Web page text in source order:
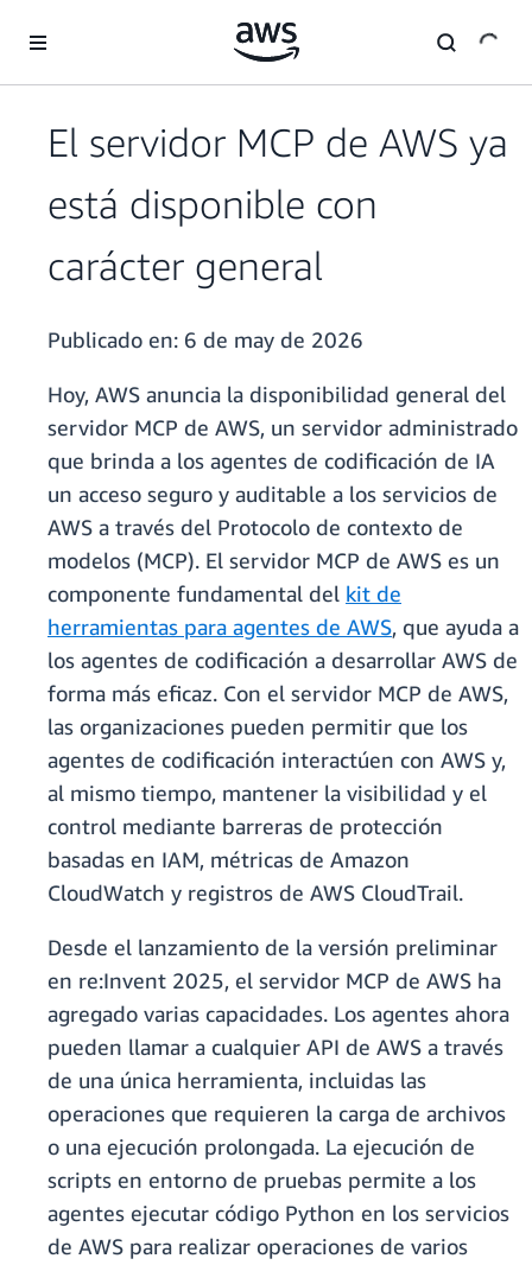
El servidor MCP de AWS ya
está disponible con
carácter general
Publicado en: 6 de may de 2026
Hoy, AWS anuncia la disponibilidad general del
servidor MCP de AWS, un servidor administrado
que brinda a los agentes de codificación de IA
un acceso seguro y auditable a los servicios de
AWS a través del Protocolo de contexto de
modelos (MCP). El servidor MCP de AWS es un
componente fundamental del kit de
herramientas para agentes de AWS, que ayuda a
los agentes de codificación a desarrollar AWS de
forma más eficaz. Con el servidor MCP de AWS,
las organizaciones pueden permitir que los
agentes de codificación interactúen con AWS y,
al mismo tiempo, mantener la visibilidad y el
control mediante barreras de protección
basadas en IAM, métricas de Amazon
CloudWatch y registros de AWS CloudTrail.
Desde el lanzamiento de la versión preliminar
en re:Invent 2025, el servidor MCP de AWS ha
agregado varias capacidades. Los agentes ahora
pueden llamar a cualquier API de AWS a través
de una única herramienta, incluidas las
operaciones que requieren la carga de archivos
o una ejecución prolongada. La ejecución de
scripts en entorno de pruebas permite a los
agentes ejecutar código Python en los servicios
de AWS para realizar operaciones de varios